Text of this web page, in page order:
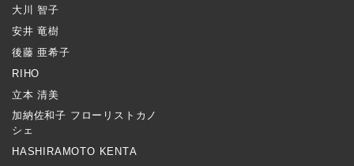
大川 智子
安井 竜樹
後藤 亜希子
RIHO
立本 清美
加納佐和子 フローリストカノ
シェ
HASHIRAMOTO KENTA